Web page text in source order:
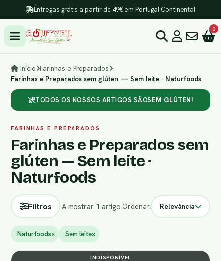
Entregas grátis a partir de 49€ em Portugal Continental
0
Início Farinhas e Preparados
Farinhas e Preparados sem glúten — Sem leite · Naturfoods
TODOS OS NOSSOS ARTIGOS SÃOSEM GLÚTEN!
FARINHAS E PREPARADOS
Farinhas e Preparados sem
glúten — Sem leite ·
Naturfoods
Filtros A mostrar 1 artigo Ordenar: Relevância
Naturfoods× Sem leite×
INDISPONÍVEL